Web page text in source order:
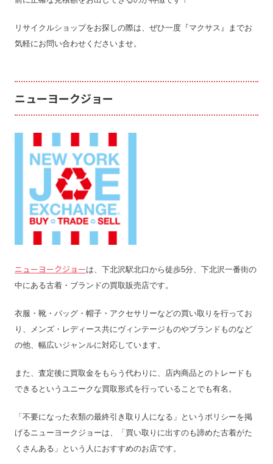
リサイクルショップをお探しの際は、ぜひ一度『マクサス』までお
気軽にお問い合わせくださいませ。
ニューヨークジョー
ニューヨークジョーは、下北沢駅北口から徒歩5分、下北沢一番街の
中にある古着・ブランドの買取販売店です。
衣服・靴・バッグ・帽子・アクセサリーなどの買い取りを行ってお
り、メンズ・レディース共にヴィンテージものやブランドものなど
の他、幅広いジャンルに対応しています。
また、査定後に買取金をもらう代わりに、店内商品とのトレードも
できるというユニークな買取形式を行っていることでも有名。
「不要になった衣類の最終引き取り人になる」というポリシーを掲
げるニューヨークジョーは、「買い取りに出すのも諦めた古着がた
くさんある」という人におすすめのお店です。